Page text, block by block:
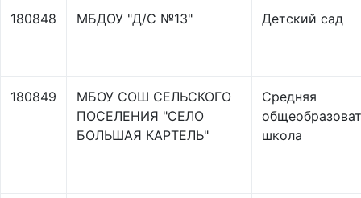
180848 МБДОУ "Д/С №13" Детский сад
180849
МБОУ СОШ СЕЛЬСКОГО
ПОСЕЛЕНИЯ "СЕЛО
БОЛЬШАЯ КАРТЕЛЬ"
Средняя
школа